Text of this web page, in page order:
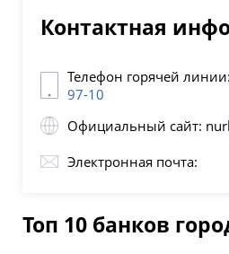
Контактная
Телефон горячей линии:
97-10
Официальный сайт:
Электронная почта:
Топ 10 банков